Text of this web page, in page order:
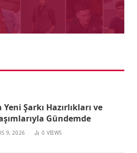
Şarkı Hazırlıkları ve
Gündemde
9, 2026 0 VIEWS